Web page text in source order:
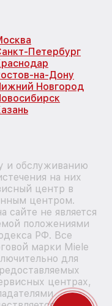
Петербург
на-Дону
Новгород
и обслуживанию
на них
центр в
центром.
сайте не является
положениями
РФ. Все
марки Miele
для
центрах,